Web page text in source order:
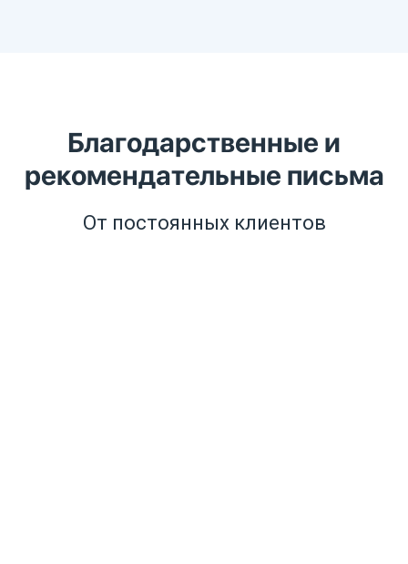
Благодарственные и
рекомендательные письма
От постоянных клиентов